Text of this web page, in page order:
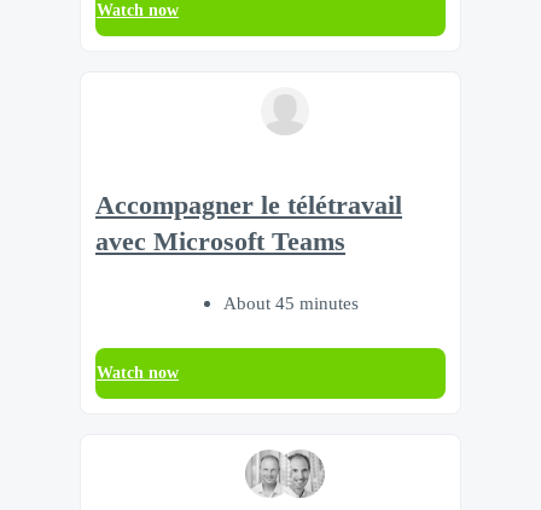
Watch now
Accompagner le télétravail
avec Microsoft Teams
About 45 minutes
Watch now